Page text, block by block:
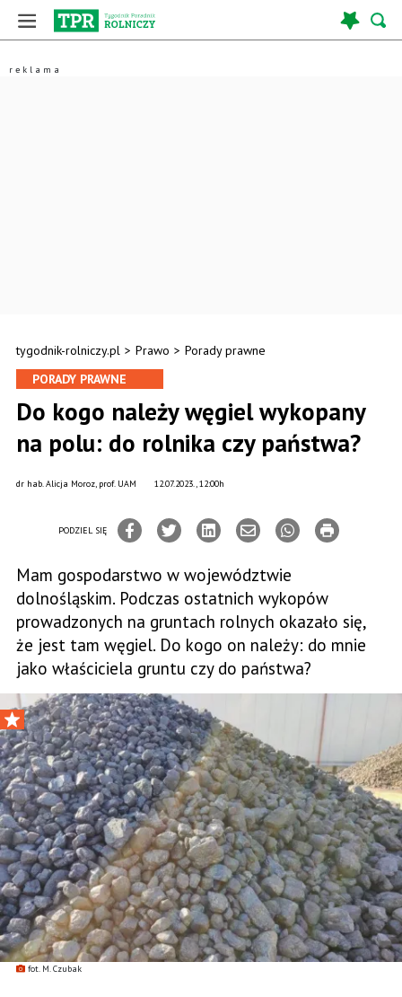
tygodnik-rolniczy.pl > Prawo > Porady prawne
fot. M. Czubak
PORADY PRAWNE
Do kogo należy węgiel wykopany
na polu: do rolnika czy państwa?
12.07.2023., 12:00h
dr hab. Alicja Moroz, prof. UAM
PODZIEL SIĘ
Mam gospodarstwo w województwie
dolnośląskim. Podczas ostatnich wykopów
prowadzonych na gruntach rolnych okazało się,
że jest tam węgiel. Do kogo on należy: do mnie
jako właściciela gruntu czy do państwa?